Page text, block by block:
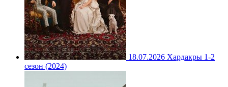
18.07.2026 Хардакры 1-2
сезон (2024)